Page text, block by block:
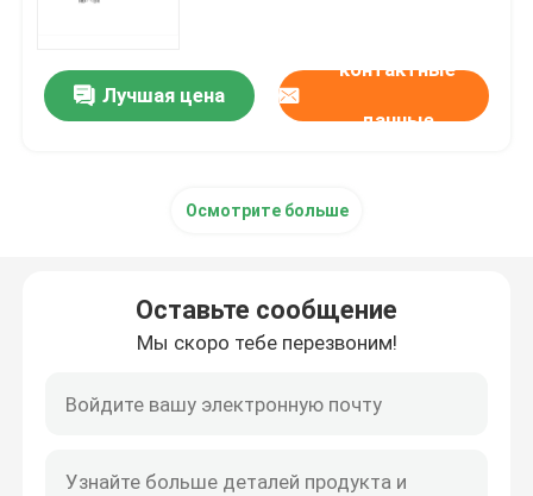
Лучшая цена
контактные
данные
Осмотрите больше
Оставьте сообщение
Мы скоро тебе перезвоним!